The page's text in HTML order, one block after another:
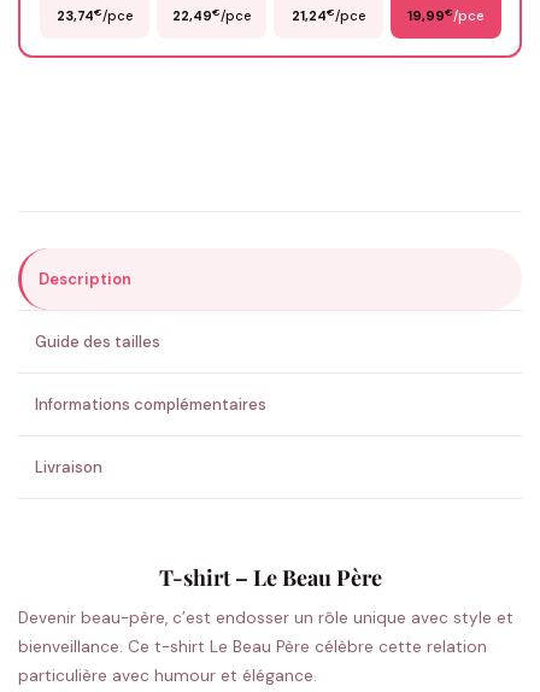
ENVOYER MA DEMANDE ✨
💚 Retour sous 24-48h🇫🇷 Flocage en France✅ Validation avant fabrication
23,74€/pce 22,49€/pce 21,24€/pce 19,99€/pce
Description
Guide des tailles
Informations complémentaires
Livraison
T-shirt – Le Beau Père
Devenir beau-père, c’est endosser un rôle unique avec style et
bienveillance. Ce t-shirt Le Beau Père célèbre cette relation
particulière avec humour et élégance.